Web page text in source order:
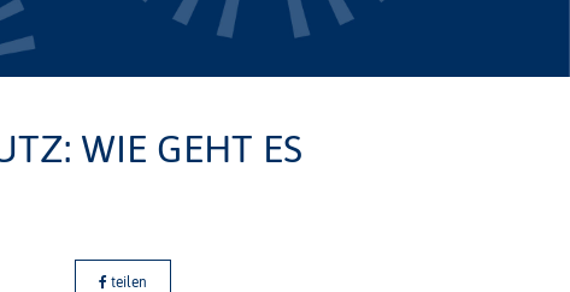
WIE GEHT ES
teilen